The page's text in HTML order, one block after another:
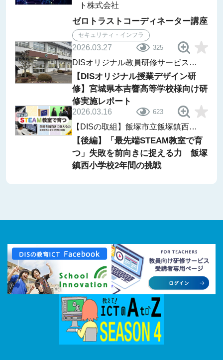
ト株式会社
セキュリティ・インフラ
ゼロトラストコーディネーター講座
2026.03.27 325
DISオリジナル教員研修サービス
レポート
【DISオリジナル授業デザイン研
修】宮城県本吉響高等学校様向け研
修実施レポート
2026.03.16 623
【DISの取組】飯塚市立飯塚鎮西小
学校「ii-Lab」
【後編】「最先端STEAM教室で育
つ」失敗を前向きに捉える力 飯塚
鎮西小学校2年間の挑戦